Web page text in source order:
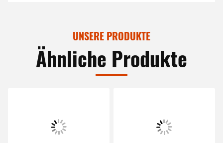
UNSERE PRODUKTE
Ähnliche Produkte